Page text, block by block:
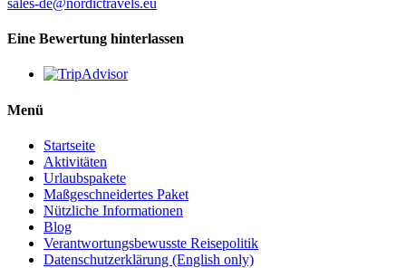
sales-de@nordictravels.eu
Eine Bewertung hinterlassen
Menü
Startseite
Aktivitäten
Urlaubspakete
Maßgeschneidertes Paket
Nützliche Informationen
Blog
Verantwortungsbewusste Reisepolitik
Datenschutzerklärung (English only)